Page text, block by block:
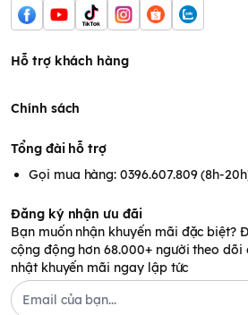
Hỗ trợ khách hàng
Chính sách
Tổng đài hỗ trợ
Gọi mua hàng: 0396.607.809 (8h-
Đăng ký nhận ưu đãi
Bạn muốn nhận khuyến mãi đặc biệt?
cộng động hơn 68.000+ người theo dõi
nhật khuyến mãi ngay lập tức